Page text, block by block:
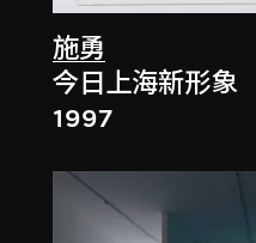
施勇
今日上海新形象
1997